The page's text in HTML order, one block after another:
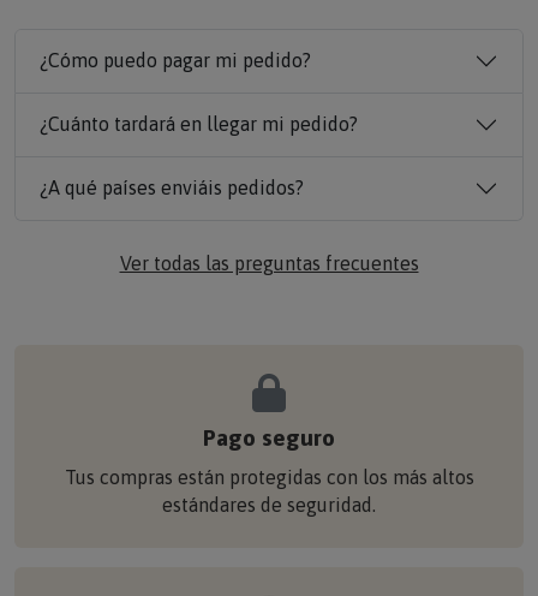
¿Cómo puedo pagar mi pedido?
¿Cuánto tardará en llegar mi pedido?
¿A qué países enviáis pedidos?
Ver todas las preguntas frecuentes
Pago seguro
Tus compras están protegidas con los más altos
estándares de seguridad.